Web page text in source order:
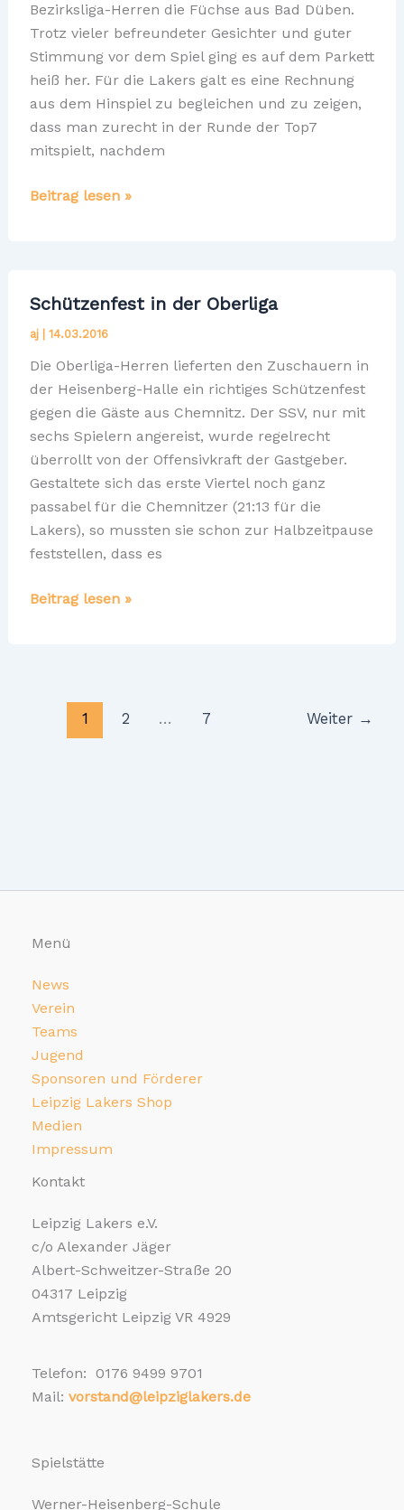
Bezirksliga-Herren die Füchse aus Bad Düben.
Trotz vieler befreundeter Gesichter und guter
Stimmung vor dem Spiel ging es auf dem Parkett
heiß her. Für die Lakers galt es eine Rechnung
aus dem Hinspiel zu begleichen und zu zeigen,
dass man zurecht in der Runde der Top7
mitspielt, nachdem
Thriller
Beitrag lesen »
Schützenfest in der Oberliga
aj 14.03.2016
Die Oberliga-Herren lieferten den Zuschauern in
der Heisenberg-Halle ein richtiges Schützenfest
gegen die Gäste aus Chemnitz. Der SSV, nur mit
sechs Spielern angereist, wurde regelrecht
überrollt von der Offensivkraft der Gastgeber.
Gestaltete sich das erste Viertel noch ganz
passabel für die Chemnitzer (21:13 für die
Lakers), so mussten sie schon zur Halbzeitpause
feststellen, dass es
Schützenfest
Beitrag lesen »
1 2 … 7 Weiter →
Menü
News
Verein
Teams
Jugend
Sponsoren und Förderer
Leipzig Lakers Shop
Medien
Impressum
Kontakt
Leipzig Lakers e.V.
c/o Alexander Jäger
Albert-Schweitzer-Straße 20
04317 Leipzig
Amtsgericht Leipzig VR 4929
Telefon: 0176 9499 9701
Mail: vorstand@leipziglakers.de
Spielstätte
Werner-Heisenberg-Schule